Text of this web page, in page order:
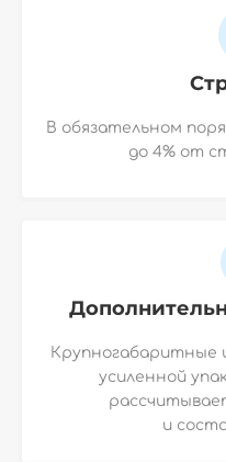
В обязательном
до 4% от
Крупногабаритные
усиленной
и